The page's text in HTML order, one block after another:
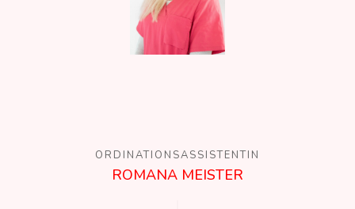
ORDINATIONSASSISTENTIN
ROMANA MEISTER